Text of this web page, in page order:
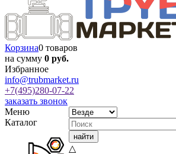
Корзина0 товаров
на сумму 0 руб.
Избранное
info@trubmarket.ru
+7(495)280-07-22
заказать звонок
Меню
Каталог
△